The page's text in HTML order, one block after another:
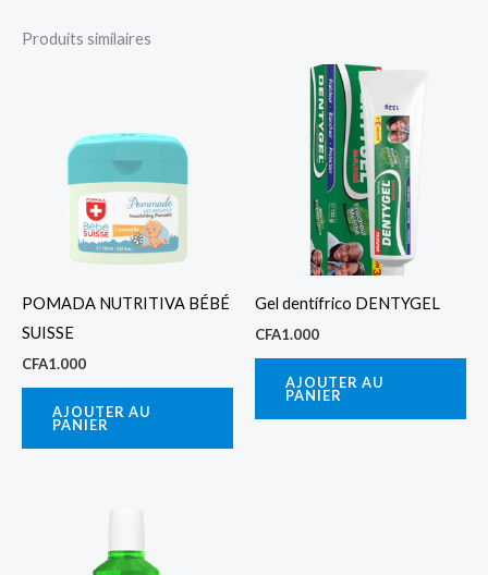
Produits similaires
POMADA NUTRITIVA BÉBÉ
SUISSE
CFA1.000
AJOUTER AU
PANIER
Gel dentífrico DENTYGEL
CFA1.000
AJOUTER AU
PANIER